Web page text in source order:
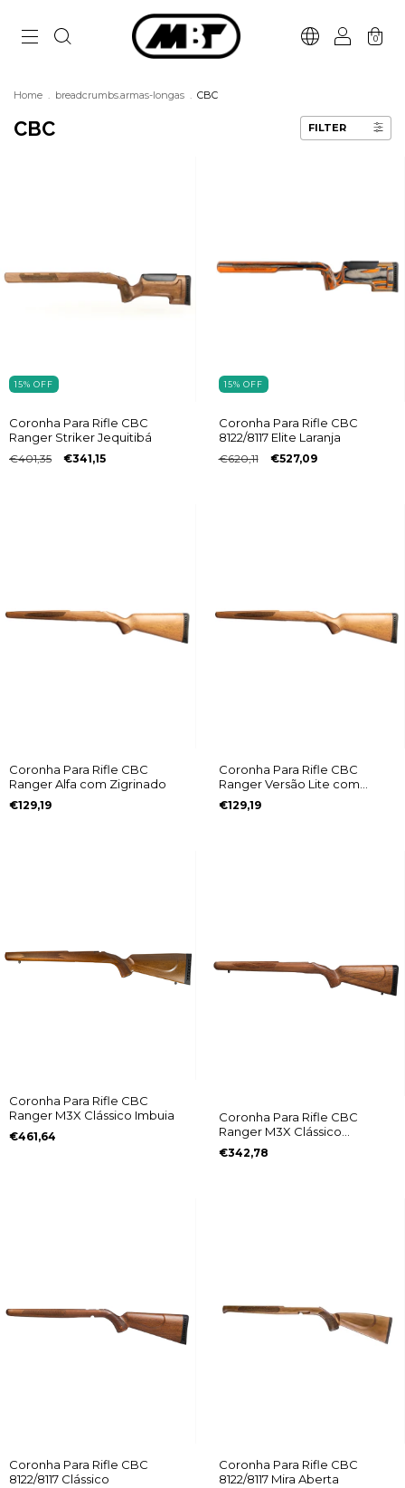
0
Home . breadcrumbs.armas-longas . CBC
CBC FILTER
15% OFF
Coronha Para Rifle CBC
Ranger Striker Jequitibá
€401,35 €341,15
15% OFF
Coronha Para Rifle CBC
8122/8117 Elite Laranja
€620,11 €527,09
Coronha Para Rifle CBC
Ranger Alfa com Zigrinado
€129,19
Coronha Para Rifle CBC
Ranger Versão Lite com
Zigrinado
€129,19
Coronha Para Rifle CBC
Ranger M3X Clássico Imbuia
€461,64
Coronha Para Rifle CBC
Ranger M3X Clássico
Jequitibá
€342,78
Coronha Para Rifle CBC
8122/8117 Clássico
Coronha Para Rifle CBC
8122/8117 Mira Aberta